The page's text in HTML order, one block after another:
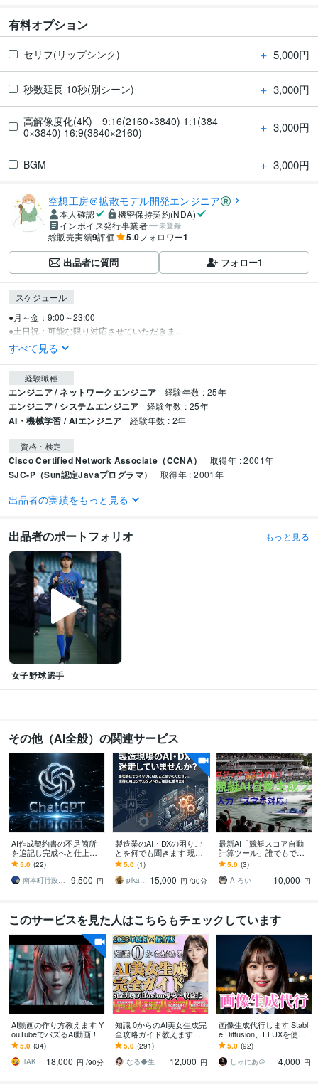
有料オプション
セリフ(リップシンク) ＋ 5,000円
秒数延長 10秒(別シーン) ＋ 3,000円
高解像度化(4K) 9:16(2160×3840) 1:1(384
0×3840) 16:9(3840×2160)
＋ 3,000円
BGM ＋ 3,000円
空想工房＠拡散モデル開発エンジニア
本人確認
機密保持契約(NDA)
インボイス発行事業者
未登録
総販売実績9評価 5.0フォロワー1
出品者に質問 フォロー1
スケジュール
●月～金：9:00～23:00
●土日祝：可能な限り対応させていただきま...
すべて見る
経験職種
エンジニア / ネットワークエンジニア 経験年数 : 25年
エンジニア / システムエンジニア 経験年数 : 25年
AI・機械学習 / AIエンジニア 経験年数 : 2年
資格・検定
Cisco Certified Network Associate（CCNA） 取得年 : 2001年
SJC-P（Sun認定Javaプログラマ） 取得年 : 2001年
プログラミング言語・フレームワーク
Windows Server:25年
得意分野
生成AI活用・開発・制作
出品者の実績をもっと見る
出品者のポートフォリオ もっと見る
女子野球選手
その他（AI全般）の関連サービス
AI作成契約書の不足箇所
を追記し完成へと仕上げ
ます 法務AI行政書士が原
則24時間納品 契約書作
成・修正・追記
5.0 (22)
南本町行政書士事務所
9,500 円
製造業のAI・DXの困りご
とを何でも聞きます 現
場〜経営まで知る現役コ
ンサルが相談に乗ります
5.0 (1)
pika501 15,000 円 /30分
最新AI「競艇スコア自動
計算ツール」誰でもでき
ます 最新AIがデータで勝
率を予想する自動生成ツ
ール【スマホ対応】
5.0 (3)
AIろい
10,000 円
このサービスを見た人はこちらもチェックしています
AI動画の作り方教えます Y
ouTubeでバズるAI動画！
5.0 (34)
TAKE_AI動画クリエイター 18,000 円 /90分
知識 0からのAI美女生成完
全攻略ガイド教えます
【網羅解説】AI美女の基
礎〜収益化方法までを解
説
5.0 (291)
なる◆生成AI活用サポート
12,000 円
画像生成代行します Stabl
e Diffusion、FLUXを使用
した画像生成
5.0 (92)
しゅにあ＠生成AIならお任せください
4,000 円